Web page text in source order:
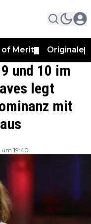
of Merit Originale
9 und 10 im
legt
mit
um 19:40